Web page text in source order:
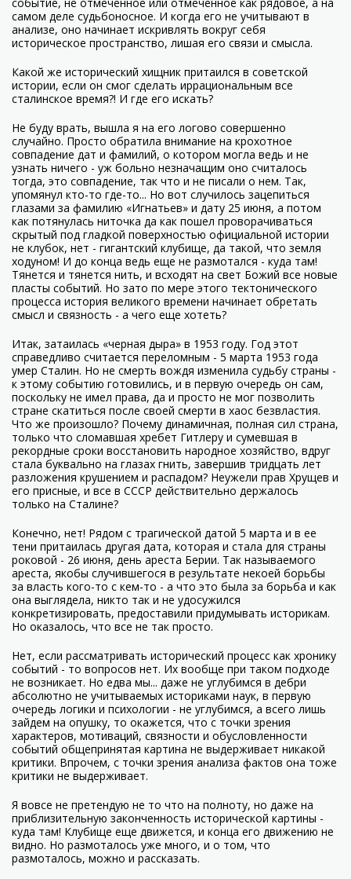
событие, не отмеченное или отмеченное как рядовое, а на
самом деле судьбоносное. И когда его не учитывают в
анализе, оно начинает искривлять вокруг себя
историческое пространство, лишая его связи и смысла.
Какой же исторический хищник притаился в советской
истории, если он смог сделать иррациональным все
сталинское время?! И где его искать?
Не буду врать, вышла я на его логово совершенно
случайно. Просто обратила внимание на крохотное
совпадение дат и фамилий, о котором могла ведь и не
узнать ничего - уж больно незначащим оно считалось
тогда, это совпадение, так что и не писали о нем. Так,
упомянул кто-то где-то... Но вот случилось зацепиться
глазами за фамилию «Игнатьев» и дату 25 июня, а потом
как потянулась ниточка да как пошел проворачиваться
скрытый под гладкой поверхностью официальной истории
не клубок, нет - гигантский клубище, да такой, что земля
ходуном! И до конца ведь еще не размотался - куда там!
Тянется и тянется нить, и всходят на свет Божий все новые
пласты событий. Но зато по мере этого тектонического
процесса история великого времени начинает обретать
смысл и связность - а чего еще хотеть?
Итак, затаилась «черная дыра» в 1953 году. Год этот
справедливо считается переломным - 5 марта 1953 года
умер Сталин. Но не смерть вождя изменила судьбу страны -
к этому событию готовились, и в первую очередь он сам,
поскольку не имел права, да и просто не мог позволить
стране скатиться после своей смерти в хаос безвластия.
Что же произошло? Почему динамичная, полная сил страна,
только что сломавшая хребет Гитлеру и сумевшая в
рекордные сроки восстановить народное хозяйство, вдруг
стала буквально на глазах гнить, завершив тридцать лет
разложения крушением и распадом? Неужели прав Хрущев и
его присные, и все в СССР действительно держалось
только на Сталине?
Конечно, нет! Рядом с трагической датой 5 марта и в ее
тени притаилась другая дата, которая и стала для страны
роковой - 26 июня, день ареста Берии. Так называемого
ареста, якобы случившегося в результате некоей борьбы
за власть кого-то с кем-то - а что это была за борьба и как
она выглядела, никто так и не удосужился
конкретизировать, предоставили придумывать историкам.
Но оказалось, что все не так просто.
Нет, если рассматривать исторический процесс как хронику
событий - то вопросов нет. Их вообще при таком подходе
не возникает. Но едва мы... даже не углубимся в дебри
абсолютно не учитываемых историками наук, в первую
очередь логики и психологии - не углубимся, а всего лишь
зайдем на опушку, то окажется, что с точки зрения
характеров, мотиваций, связности и обусловленности
событий общепринятая картина не выдерживает никакой
критики. Впрочем, с точки зрения анализа фактов она тоже
критики не выдерживает.
Я вовсе не претендую не то что на полноту, но даже на
приблизительную законченность исторической картины -
куда там! Клубище еще движется, и конца его движению не
видно. Но размоталось уже много, и о том, что
размоталось, можно и рассказать.